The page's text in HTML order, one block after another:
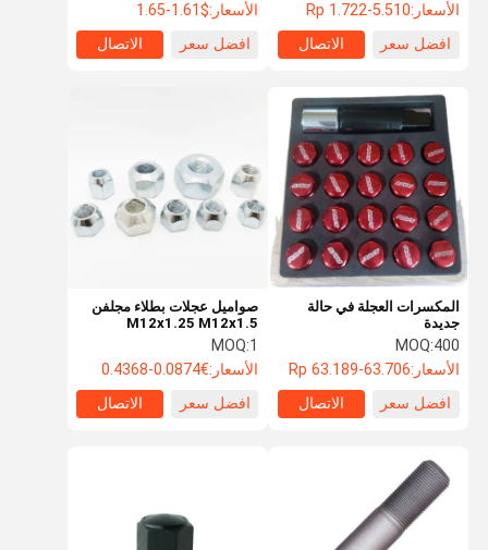
الأسعار:Rp 1.722-5.510
افضل سعر
الاتصال
الأسعار:$1.61-1.65
افضل سعر
الاتصال
المكسرات العجلة في حالة
جديدة
MOQ:400
الأسعار:Rp 63.189-63.706
افضل سعر
الاتصال
صواميل عجلات بطلاء مجلفن
M12x1.25 M12x1.5
و 6.8 طلاء زنك أبيض-أزرق أو
أسود
MOQ:1
الأسعار:€0.0874-0.4368
افضل سعر
الاتصال